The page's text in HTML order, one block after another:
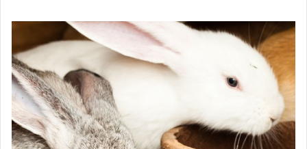
potrebovalo bolnišnično zdravljenje, ena oseba pa je umrla.